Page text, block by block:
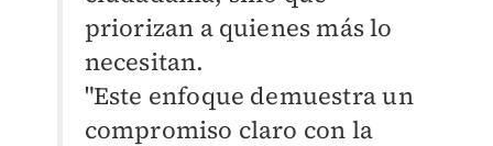
priorizan a quienes más lo
necesitan.
"Este enfoque demuestra un
compromiso claro con la